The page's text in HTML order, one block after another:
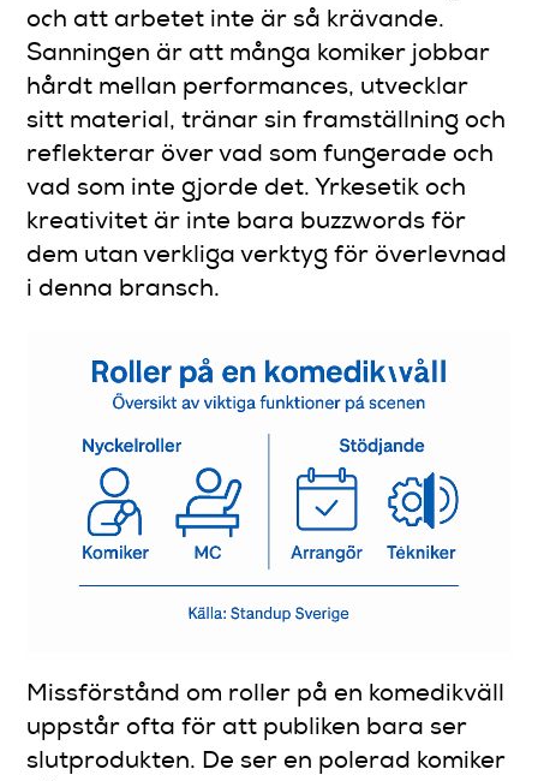
och att arbetet inte är så krävande.
Sanningen är att många komiker jobbar
hårdt mellan performances, utvecklar
sitt material, tränar sin framställning och
reflekterar över vad som fungerade och
vad som inte gjorde det. Yrkesetik och
kreativitet är inte bara buzzwords för
dem utan verkliga verktyg för överlevnad
i denna bransch.
Missförstånd om roller på en komedikväll
uppstår ofta för att publiken bara ser
slutprodukten. De ser en polerad komiker